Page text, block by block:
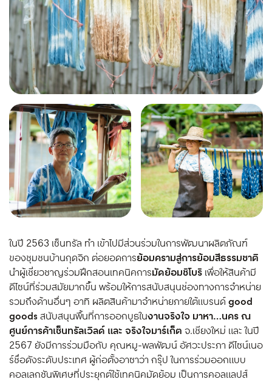
ในปี 2563 เซ็นทรัล ทำ เข้าไปมีส่วนร่วมในการพัฒนาผลิตภัณฑ์
ของชุมชนบ้านกุดจิก ต่อยอดการย้อมครามสู่การย้อมสีธรรมชาติ
นำผู้เชี่ยวชาญร่วมฝึกสอนเทคนิคการมัดย้อมชิโบริ เพื่อให้สินค้ามี
ดีไซน์ที่ร่วมสมัยมากขึ้น พร้อมให้การสนับสนุนช่องทางการจำหน่าย
รวมถึงด้านอื่นๆ อาทิ ผลิตสินค้ามาจำหน่ายภายใต้แบรนด์good
goodsสนับสนุนพื้นที่การออกบูธในงานจริงใจ มาหา…นคร ณ
ศูนย์การค้าเซ็นทรัลเวิลด์ และ จริงใจมาร์เก็ต จ.เชียงใหม่ และ ในปี
2567 ยังมีการร่วมมือกับ คุณหมู-พลพัฒน์ อัศวะประภา ดีไซน์เนอ
ร์ชื่อดังระดับประเทศ ผู้ก่อตั้งอาซาว่า กรุ๊ป ในการร่วมออกแบบ
คอลเลกชันพิเศษที่ประยุกต์ใช้เทคนิคมัดย้อม เป็นการคอลแลปส์